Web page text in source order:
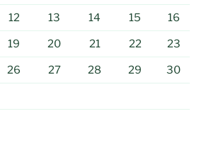
12 13 14 15 16
19 20 21 22 23
26 27 28 29 30